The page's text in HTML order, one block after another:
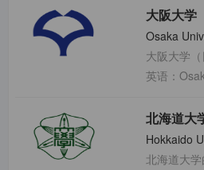
大阪大学
Osaka
大阪大学
英语：
北海道大
Hokkaido
北海道大